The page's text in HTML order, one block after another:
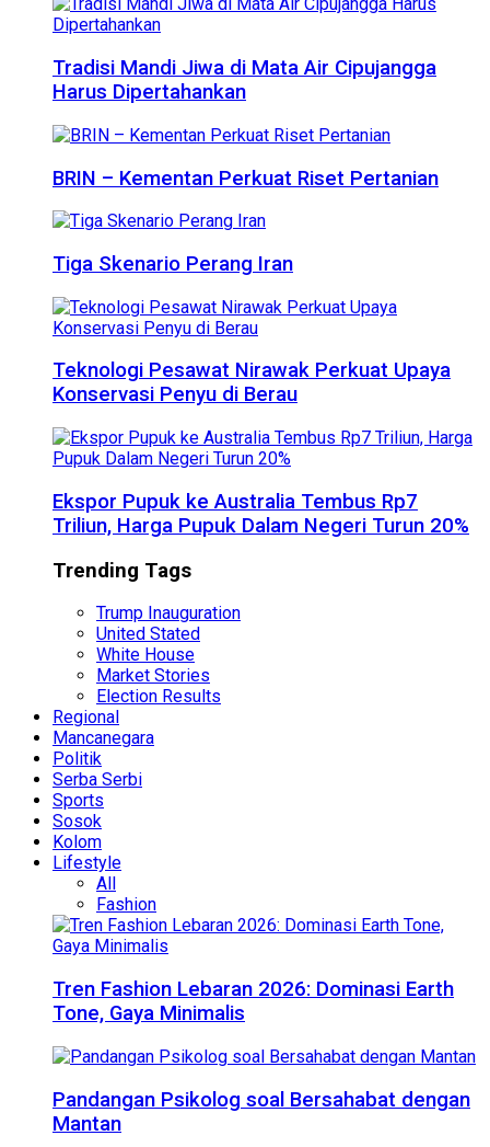
Tradisi Mandi Jiwa di Mata Air Cipujangga
Harus Dipertahankan
BRIN – Kementan Perkuat Riset Pertanian
Tiga Skenario Perang Iran
Teknologi Pesawat Nirawak Perkuat Upaya
Konservasi Penyu di Berau
Ekspor Pupuk ke Australia Tembus Rp7
Triliun, Harga Pupuk Dalam Negeri Turun 20%
Trending Tags
Trump Inauguration
United Stated
White House
Market Stories
Election Results
Regional
Mancanegara
Politik
Serba Serbi
Sports
Sosok
Kolom
Lifestyle
All
Fashion
Tren Fashion Lebaran 2026: Dominasi Earth
Tone, Gaya Minimalis
Pandangan Psikolog soal Bersahabat dengan
Mantan